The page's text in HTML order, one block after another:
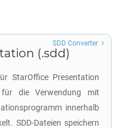
(.sdd)
StarOffice Presentation
die Verwendung mit
innerhalb
SDD-Dateien speichern
SDD Converter